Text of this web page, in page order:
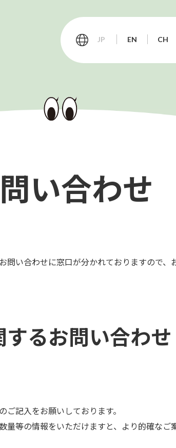
JP EN CH
報
ナビリティ
閉じる
い合わせ
い合わせに窓口が分かれておりますので
るお問い合わせ
記入をお願いしております。
等の情報をいただけますと、より的確なご